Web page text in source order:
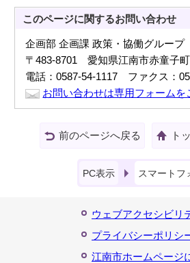
このページに関するお問い合わせ
企画部 企画課 政策・協働グループ
〒483-8701 愛知県江南市赤童子
電話：0587-54-1117 ファクス：
お問い合わせは専用フォームを
前のページへ戻る ト
PC表示 スマートフ
ウェブアクセシビリ
プライバシーポリシ
江南市ホームページ